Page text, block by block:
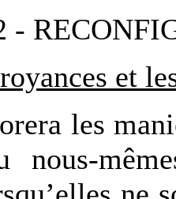
-
et
les
nous-